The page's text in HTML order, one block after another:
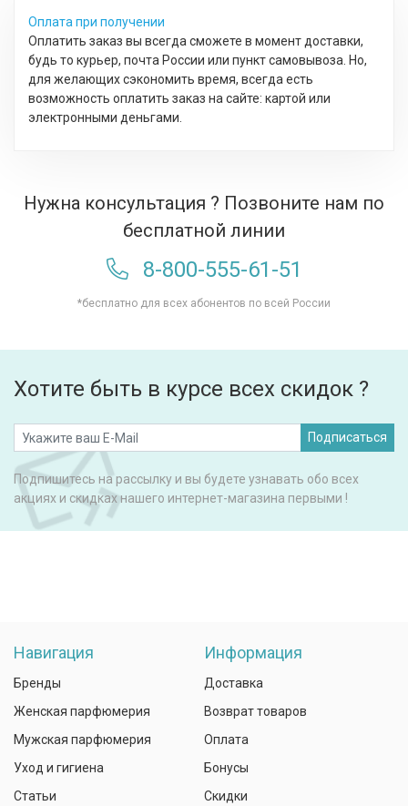
Оплата при получении
Оплатить заказ вы всегда сможете в момент доставки,
будь то курьер, почта России или пункт самовывоза. Но,
для желающих сэкономить время, всегда есть
возможность оплатить заказ на сайте: картой или
электронными деньгами.
Нужна консультация ? Позвоните нам по
бесплатной линии
8-800-555-61-51
*бесплатно для всех абонентов по всей России
Хотите быть в курсе всех скидок ?
Подписаться
Подпишитесь на рассылку и вы будете узнавать обо всех
акциях и скидках нашего интернет-магазина первыми !
Навигация
Бренды
Женская парфюмерия
Мужская парфюмерия
Уход и гигиена
Статьи
Информация
Доставка
Возврат товаров
Оплата
Бонусы
Скидки